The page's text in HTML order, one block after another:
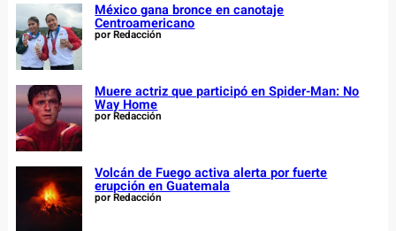
México gana bronce en canotaje
Centroamericano
por Redacción
Muere actriz que participó en Spider-Man: No
Way Home
por Redacción
Volcán de Fuego activa alerta por fuerte
erupción en Guatemala
por Redacción